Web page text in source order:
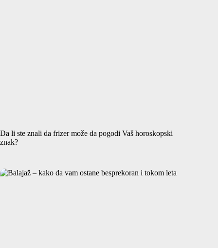
Da li ste znali da frizer može da pogodi Vaš horoskopski
znak?